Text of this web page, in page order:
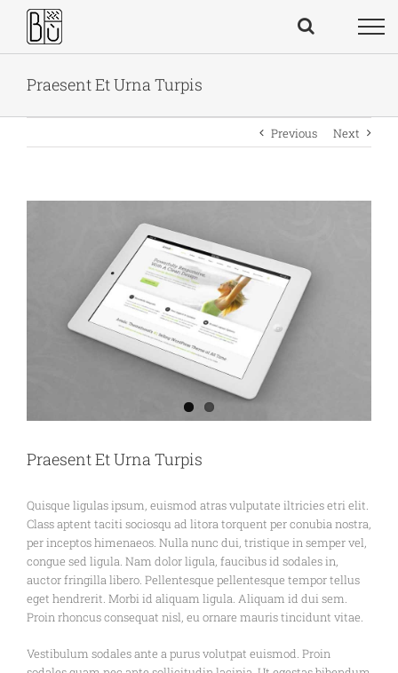
content
Praesent Et Urna Turpis
Previous Next
Praesent Et Urna Turpis
Quisque ligulas ipsum, euismod atras vulputate iltricies etri elit.
Class aptent taciti sociosqu ad litora torquent per conubia nostra,
per inceptos himenaeos. Nulla nunc dui, tristique in semper vel,
congue sed ligula. Nam dolor ligula, faucibus id sodales in,
auctor fringilla libero. Pellentesque pellentesque tempor tellus
eget hendrerit. Morbi id aliquam ligula. Aliquam id dui sem.
Proin rhoncus consequat nisl, eu ornare mauris tincidunt vitae.
Vestibulum sodales ante a purus volutpat euismod. Proin